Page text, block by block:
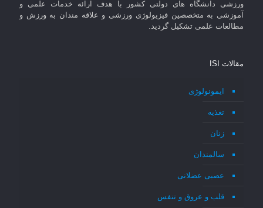
ورزشی دانشگاه های دولتی کشور با هدف ارائه خدمات علمی و
آموزشی به متخصصین فیزیولوژی ورزشی و علاقه مندان به ورزش و
مطالعات علمی تشکیل گردید.
مقالات ISI
ایمونولوژی
تغذیه
زنان
سالمندان
عصبی عضلانی
قلب و عروق و تنفس